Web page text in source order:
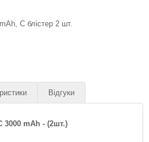
C блістер 2 шт.
Відгуки
3000 mAh - (2шт.)